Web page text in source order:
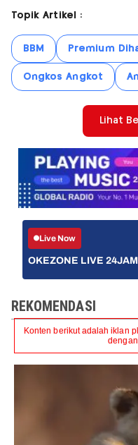
Topik Artikel :
BBM Premium
Ongkos Angkot
Lihat
Live Now
OKEZONE LIVE 24JAM